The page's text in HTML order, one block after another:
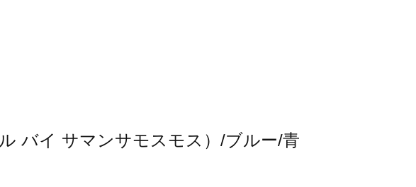
バイ サマンサモスモス）/ブルー/青